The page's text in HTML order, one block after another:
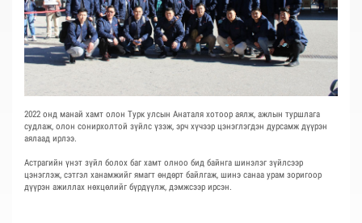
2022 онд манай хамт олон Турк улсын Анаталя хотоор аялж, ажлын туршлага
судлаж, олон сонирхолтой зүйлс үзэж, эрч хүчээр цэнэглэгдэн дурсамж дүүрэн
аялаад ирлээ.
Астрагийн үнэт зүйл болох баг хамт олноо бид байнга шинэлэг зүйлсээр
цэнэглэж, сэтгэл ханамжийг ямагт өндөрт байлгаж, шинэ санаа урам зоригоор
дүүрэн ажиллах нөхцөлийг бүрдүүлж, дэмжсээр ирсэн.